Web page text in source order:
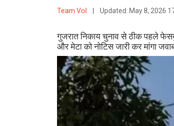
Team VoI Updated: May 8, 2026
गुजरात निकाय चुनाव से ठीक पहले
और मेटा को नोटिस जारी कर मांगा